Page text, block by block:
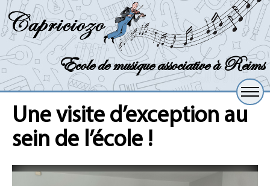
Ecole de musique associative à Reims
Une visite d’exception au
sein de l’école !